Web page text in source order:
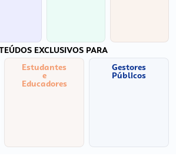
EXCLUSIVOS PARA
Estudantes
e
Educadores
Gestores
Públicos